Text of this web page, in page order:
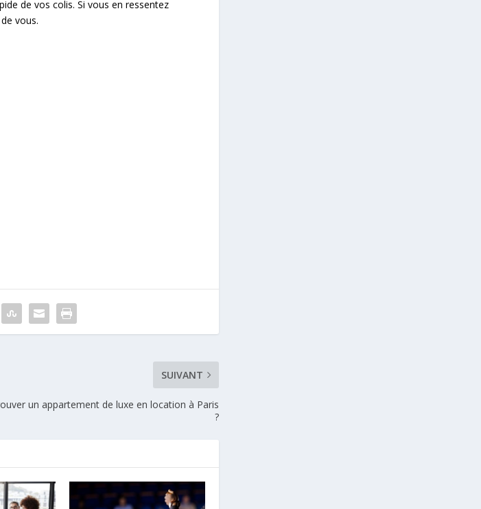
de vos colis. Si vous en ressentez
vous.
SUIVANT
un appartement de luxe en location à Paris
?